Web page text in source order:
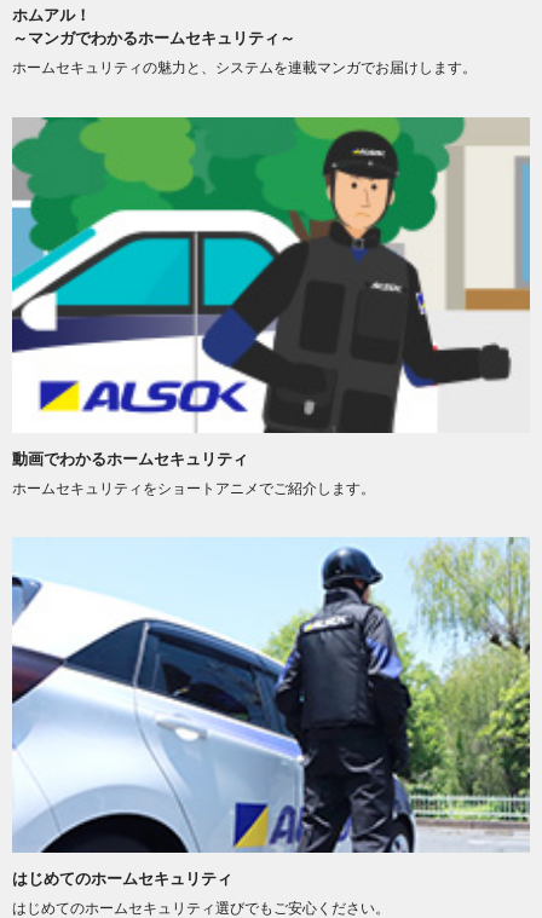
ホムアル！
～マンガでわかるホームセキュリティ～
ホームセキュリティの魅力と、システムを連載マンガでお届けします。
動画でわかるホームセキュリティ
ホームセキュリティをショートアニメでご紹介します。
はじめてのホームセキュリティ
はじめてのホームセキュリティ選びでもご安心ください。